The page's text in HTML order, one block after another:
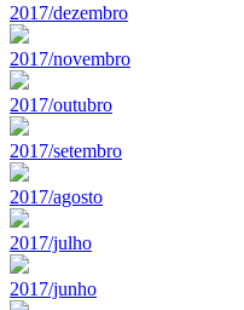
2017/dezembro
2017/novembro
2017/outubro
2017/setembro
2017/agosto
2017/julho
2017/junho